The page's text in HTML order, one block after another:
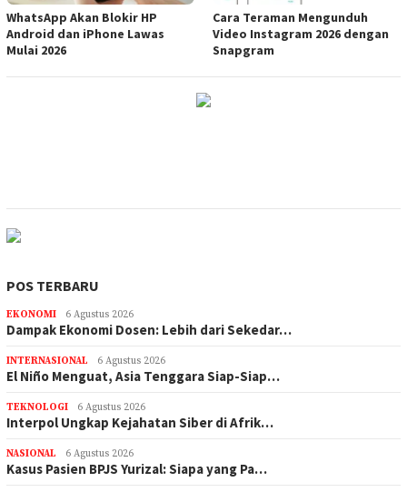
WhatsApp Akan Blokir HP
Android dan iPhone Lawas
Mulai 2026
Cara Teraman Mengunduh
Video Instagram 2026 dengan
Snapgram
POS TERBARU
EKONOMI 6 Agustus 2026
Dampak Ekonomi Dosen: Lebih dari Sekedar…
INTERNASIONAL 6 Agustus 2026
El Niño Menguat, Asia Tenggara Siap-Siap…
TEKNOLOGI 6 Agustus 2026
Interpol Ungkap Kejahatan Siber di Afrik…
NASIONAL 6 Agustus 2026
Kasus Pasien BPJS Yurizal: Siapa yang Pa…